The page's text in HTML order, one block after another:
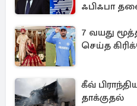
ஃபிஃபா
7 வயது
செய்த
கீவ்
தாக்குதல்